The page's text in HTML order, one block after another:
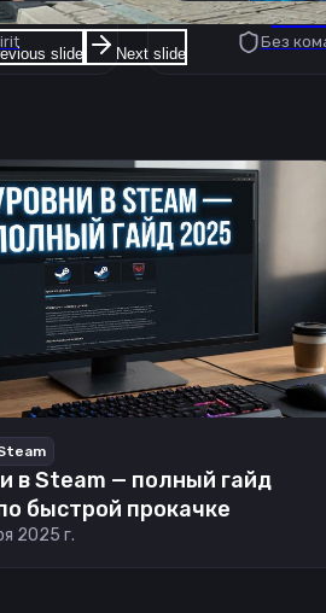
slide Next slide
Без
в Steam — полный гайд
быстрой прокачке
2025 г.